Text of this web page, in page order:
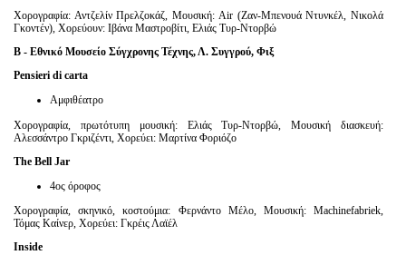
Χορογραφία: Αντζελίν Πρελζοκάζ, Μουσική: Air (Ζαν-Μπενουά Ντυνκέλ, Νικολά
Γκοντέν), Χορεύουν: Ιβάνα Μαστροβίτι, Ελιάς Τυρ-Ντορβώ
Β - Εθνικό Μουσείο Σύγχρονης Τέχνης, Λ. Συγγρού, Φιξ
Pensieri di carta
Αμφιθέατρο
Χορογραφία, πρωτότυπη μουσική: Ελιάς Τυρ-Ντορβώ, Μουσική διασκευή:
Αλεσσάντρο Γκριζέντι, Χορεύει: Μαρτίνα Φοριόζο
The Bell Jar
4ος όροφος
Χορογραφία, σκηνικό, κοστούμια: Φερνάντο Μέλο, Μουσική: Machinefabriek,
Τόμας Καίνερ, Xoρεύει: Γκρέις Λαϊέλ
Inside